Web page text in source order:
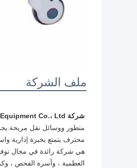
ملف الشركة
شركة Jiaxing Greatmicro Medical Equipment Co.، Ltd.
محترف يتمتع بخبرة إدارية